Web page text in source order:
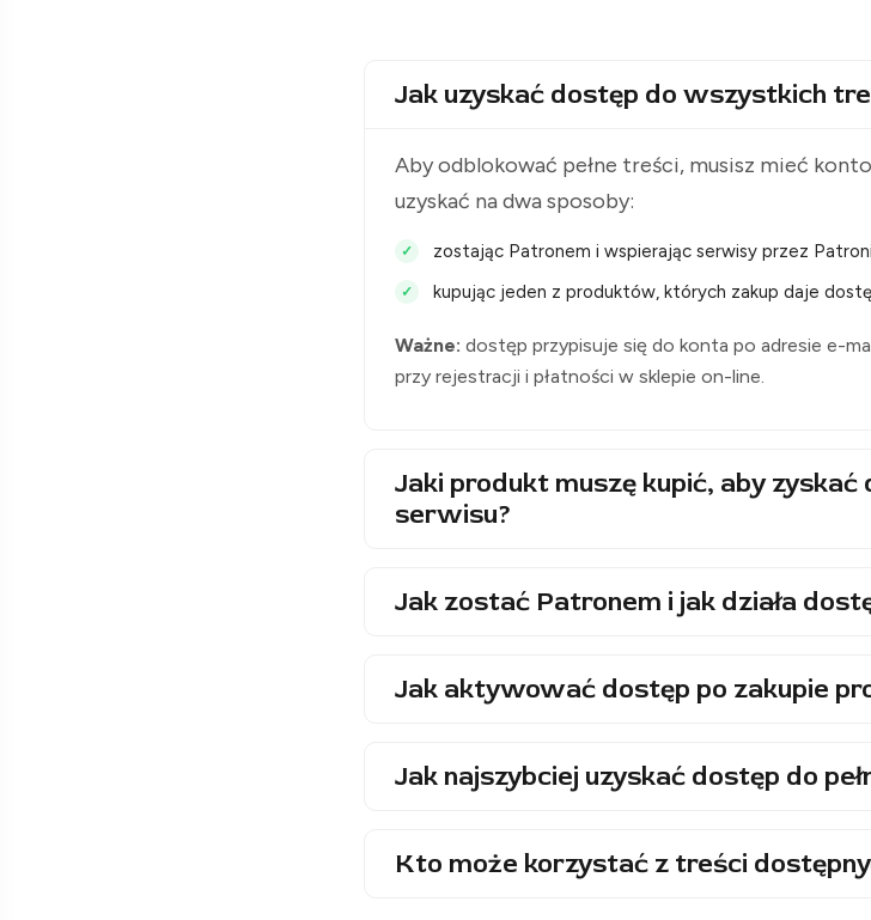
Jak uzyskać dostęp do wszystkich
Aby odblokować pełne treści, musisz mieć
uzyskać na dwa sposoby:
zostając Patronem i wspierając serwisy przez
kupując jeden z produktów, których zakup daje
Ważne: dostęp przypisuje się do konta po adresie e-
przy rejestracji i płatności w sklepie on-line.
Jaki produkt muszę kupić, aby
serwisu?
Jak zostać Patronem i jak działa
Jak aktywować dostęp po zakupie
Jak najszybciej uzyskać dostęp do
Kto może korzystać z treści